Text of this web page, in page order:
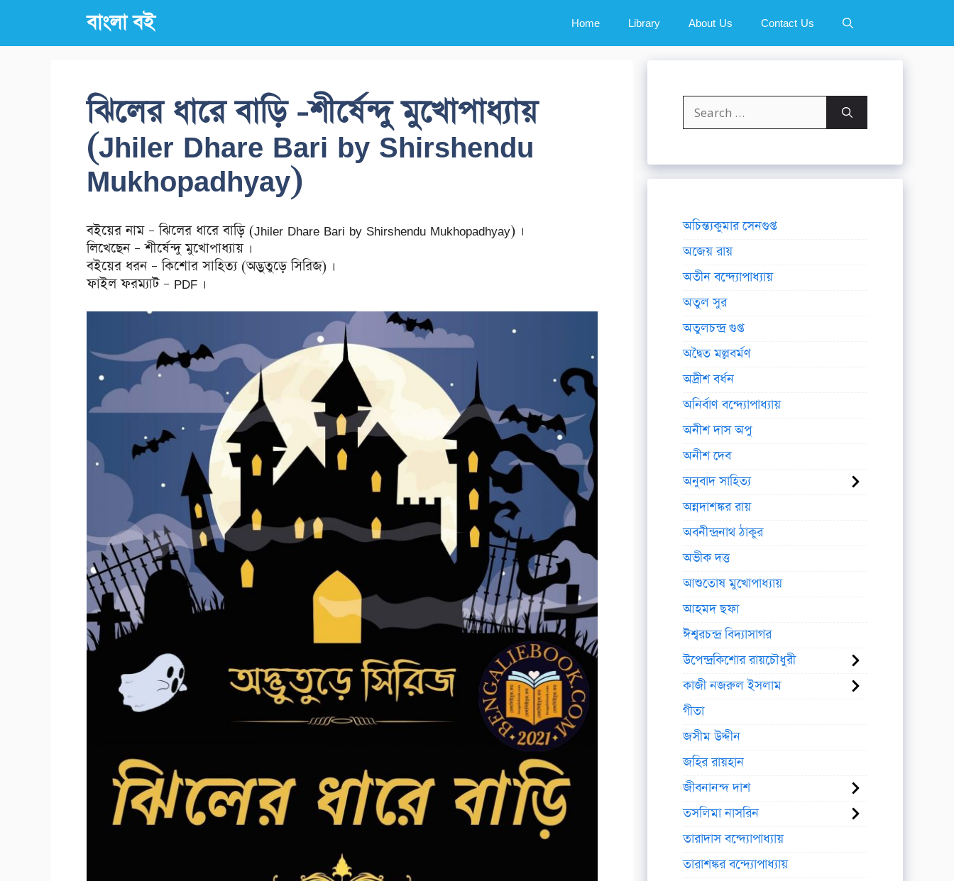
content
বাংলা বই Home Library About Us Contact Us
ঝিলের ধারে বাড়ি -শীর্ষেন্দু মুখোপাধ্যায়
(Jhiler Dhare Bari by Shirshendu
Mukhopadhyay)
বইয়ের নাম – ঝিলের ধারে বাড়ি (Jhiler Dhare Bari by Shirshendu Mukhopadhyay) ।
লিখেছেন – শীর্ষেন্দু মুখোপাধ্যায় ।
বইয়ের ধরন – কিশোর সাহিত্য (অদ্ভুতুড়ে সিরিজ) ।
ফাইল ফরম্যাট – PDF ।
Search
for:
অচিন্ত্যকুমার সেনগুপ্ত
অজেয় রায়
অতীন বন্দ্যোপাধ্যায়
অতুল সুর
অতুলচন্দ্র গুপ্ত
অদ্বৈত মল্লবর্মণ
অদ্রীশ বর্ধন
অনির্বাণ বন্দ্যোপাধ্যায়
অনীশ দাস অপু
অনীশ দেব
অনুবাদ সাহিত্য
অন্নদাশঙ্কর রায়
অবনীন্দ্রনাথ ঠাকুর
অভীক দত্ত
আশুতোষ মুখোপাধ্যায়
আহমদ ছফা
ঈশ্বরচন্দ্র বিদ্যাসাগর
উপেন্দ্রকিশোর রায়চৌধুরী
কাজী নজরুল ইসলাম
গীতা
জসীম উদ্দীন
জহির রায়হান
জীবনানন্দ দাশ
তসলিমা নাসরিন
তারাদাস বন্দ্যোপাধ্যায়
তারাশঙ্কর বন্দ্যোপাধ্যায়